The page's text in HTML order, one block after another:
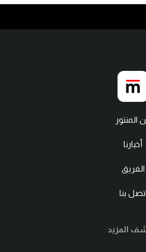
المزيد
المنتور
أخبارنا
الفريق
اتصل بنا